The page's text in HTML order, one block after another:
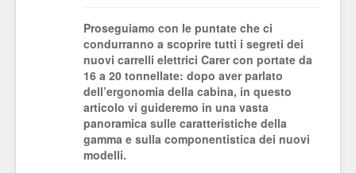
Proseguiamo con le puntate che ci
condurranno a scoprire tutti i segreti dei
nuovi carrelli elettrici Carer con portate da
16 a 20 tonnellate: dopo aver parlato
dell’ergonomia della cabina, in questo
articolo vi guideremo in una vasta
panoramica sulle caratteristiche della
gamma e sulla componentistica dei nuovi
modelli.